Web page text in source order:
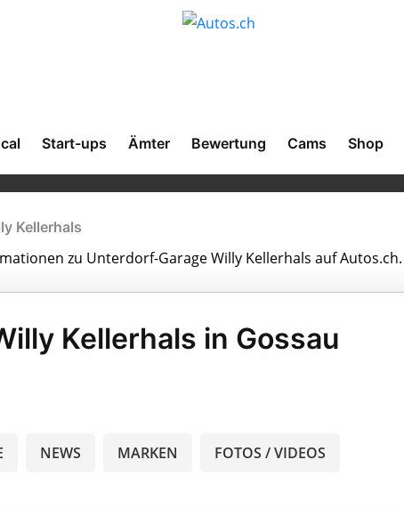
Start-ups Ämter Bewertung Cams Shop
Kellerhals
zu Unterdorf-Garage Willy Kellerhals auf Autos.ch.
Kellerhals in Gossau
NEWS MARKEN FOTOS / VIDEOS